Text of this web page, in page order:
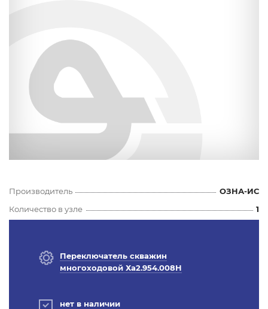
Производитель
ОЗНА-ИС
Количество в узле
1
Переключатель скважин
многоходовой Ха2.954.008Н
нет в наличии